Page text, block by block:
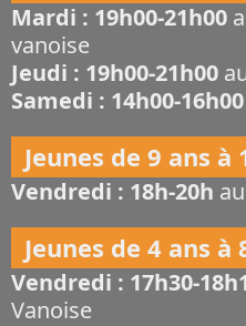
Mardi : 19h00-21h00
vanoise
Jeudi : 19h00-21h00
Samedi : 14h00-16h00
Jeunes de 9 ans à
Vendredi : 18h-20h
Jeunes de 4 ans à
Vendredi : 17h30-
Vanoise